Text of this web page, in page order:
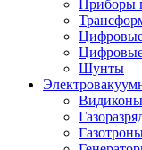
Приборы
Цифровые
Цифровые
Шунты
Видиконы